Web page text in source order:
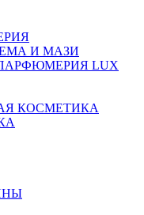
И МАЗИ
LUX
КОСМЕТИКА